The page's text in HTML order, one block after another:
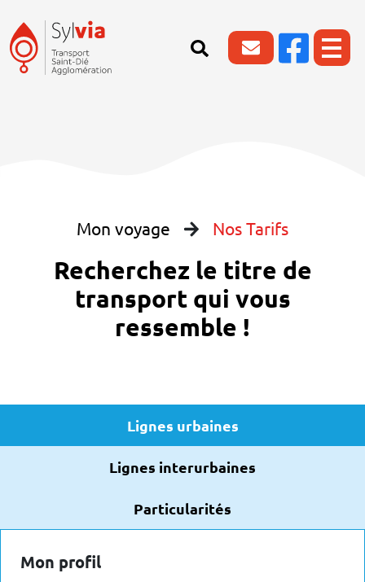
Mon voyage Nos Tarifs
Recherchez le titre de
transport qui vous
ressemble !
Lignes urbaines
Lignes interurbaines
Particularités
Mon profil